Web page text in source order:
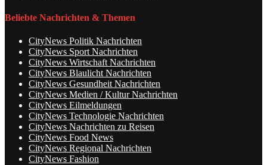
Beliebte Nachrichten & Themen
CityNews Politik Nachrichten
CityNews Sport Nachrichten
CityNews Wirtschaft Nachrichten
CityNews Blaulicht Nachrichten
CityNews Gesundheit Nachrichten
CityNews Medien / Kultur Nachrichten
CityNews Eilmeldungen
CityNews Technologie Nachrichten
CityNews Nachrichten zu Reisen
CityNews Food News
CityNews Regional Nachrichten
CityNews Fashion